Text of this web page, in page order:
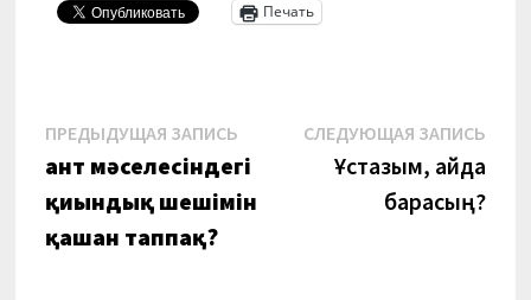
Печать
Навигация
по
записям
ПРЕДЫДУЩАЯ ЗАПИСЬПредыдущая
запись:
ант мәселесіндегі
қиындық шешімін
қашан таппақ?
СЛЕДУЮЩАЯ ЗАПИСЬ
Ұстазым, қайда
барасың?